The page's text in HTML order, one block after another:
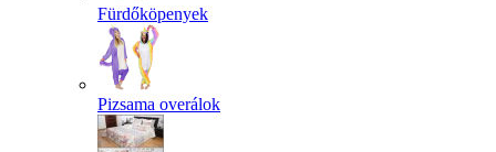
Fürdőköpenyek
Pizsama overálok